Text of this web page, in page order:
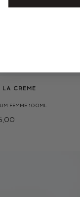
LA CREME
FEMME 100ML